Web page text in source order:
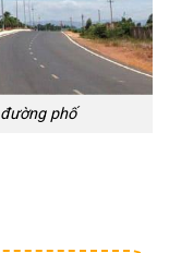
phố